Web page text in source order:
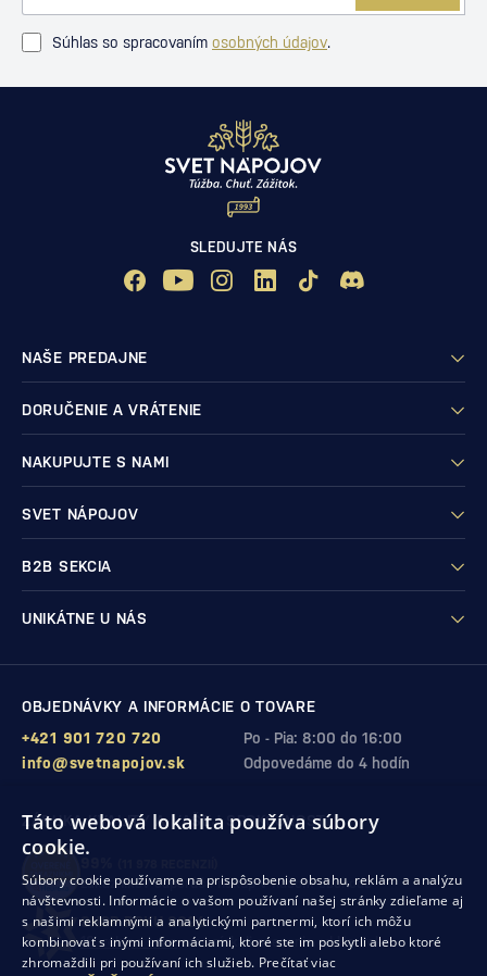
Súhlas so spracovaním osobných údajov.
SLEDUJTE NÁS
NAŠE PREDAJNE
DORUČENIE A VRÁTENIE
NAKUPUJTE S NAMI
SVET NÁPOJOV
B2B SEKCIA
UNIKÁTNE U NÁS
OBJEDNÁVKY A INFORMÁCIE O TOVARE
Po - Pia: 8:00 do 16:00
+421 901 720 720
Odpovedáme do 4 hodín
info@svetnapojov.sk
ZÁRUKA KVALITY A VAŠEJ SPOKOJNOSTI
zákazníkov odporúča nákup v našom obchode
SHOP ROKU 2024
10. rok po sebesme získali ocenenie od Heureka
Táto webová lokalita používa súbory
cookie.
Súbory cookie používame na prispôsobenie obsahu, reklám a analýzu
návštevnosti. Informácie o vašom používaní našej stránky zdieľame aj
s našimi reklamnými a analytickými partnermi, ktorí ich môžu
kombinovať s inými informáciami, ktoré ste im poskytli alebo ktoré
zhromaždili pri používaní ich služieb. Prečítať viac